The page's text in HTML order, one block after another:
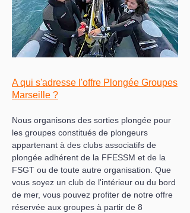
A qui s'adresse l'offre Plongée Groupes
Marseille ?
Nous organisons des sorties plongée pour
les groupes constitués de plongeurs
appartenant à des clubs associatifs de
plongée adhérent de la FFESSM et de la
FSGT ou de toute autre organisation. Que
vous soyez un club de l'intérieur ou du bord
de mer, vous pouvez profiter de notre offre
réservée aux groupes à partir de 8